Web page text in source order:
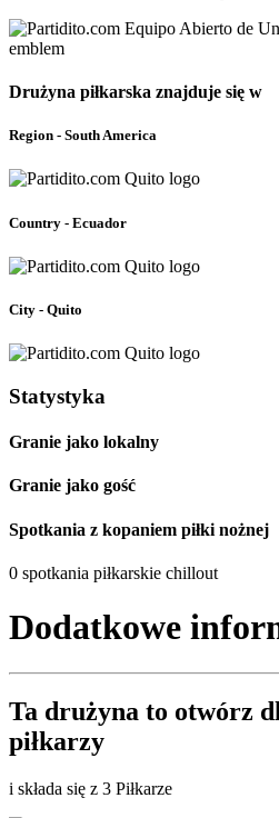
Drużyna piłkarska znajduje się w
Region - South America
Country - Ecuador
City - Quito
Statystyka
Granie jako lokalny
Granie jako gość
Spotkania z kopaniem piłki nożnej
0 spotkania piłkarskie chillout
Dodatkowe
Ta drużyna to otwórz
piłkarzy
i składa się z 3 Piłkarze